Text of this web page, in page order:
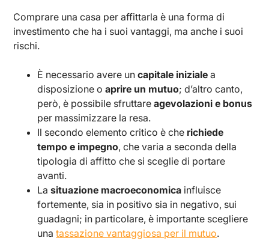
Comprare una casa per affittarla è una forma di
investimento che ha i suoi vantaggi, ma anche i suoi
rischi.
È necessario avere uncapitale iniziale a
disposizione oaprire un mutuo; d’altro canto,
però, è possibile sfruttareagevolazioni e bonus
per massimizzare la resa.
Il secondo elemento critico è che richiede
tempo e impegno, che varia a seconda della
tipologia di affitto che si sceglie di portare
avanti.
Lasituazione macroeconomica influisce
fortemente, sia in positivo sia in negativo, sui
guadagni; in particolare, è importante scegliere
unatassazione vantaggiosa per il mutuo.